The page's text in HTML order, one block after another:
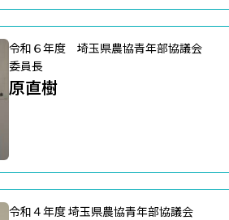
令和６年度 埼玉県農協青年部協議会
委員長
原直樹
令和４年度 埼玉県農協青年部協議会